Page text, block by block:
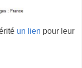
un lien pour leur